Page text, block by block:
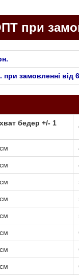
при
при замовленні від
бедер +/- 1